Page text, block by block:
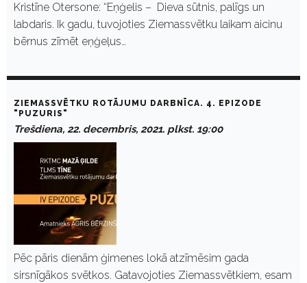
Kristīne Otersone: “Eņģelis – Dieva sūtnis, palīgs un
labdaris. Ik gadu, tuvojoties Ziemassvētku laikam aicinu
bērnus zīmēt eņģeļus…
ZIEMASSVĒTKU ROTĀJUMU DARBNĪCA. 4. EPIZODE
"PUZURIS"
Trešdiena, 22. decembris, 2021. plkst. 19:00
Pēc pāris dienām ģimenes lokā atzīmēsim gada
sirsnīgākos svētkos. Gatavojoties Ziemassvētkiem, esam